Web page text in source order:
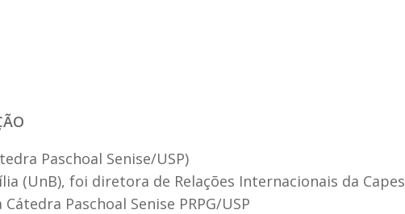
Paschoal Senise/USP)
(UnB), foi diretora de Relações Internacionais da Capes
Paschoal Senise PRPG/USP